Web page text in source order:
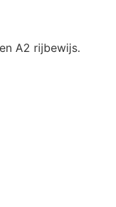
A2 rijbewijs.